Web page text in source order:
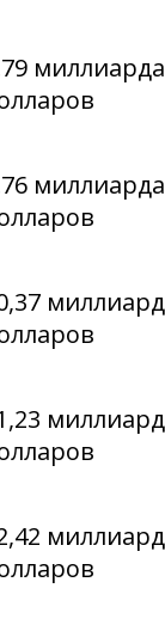
миллиарда
миллиарда